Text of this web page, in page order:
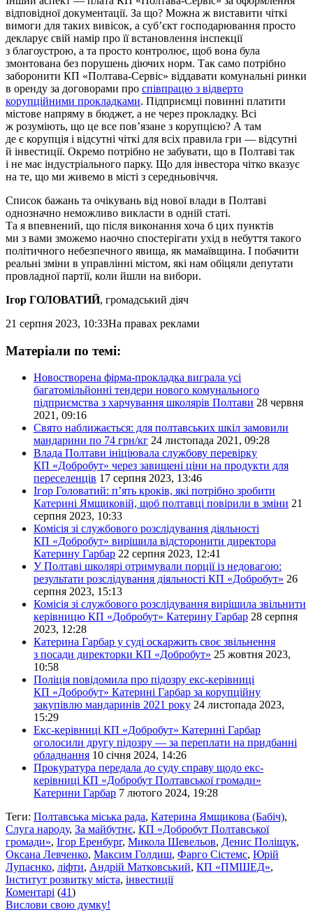
відповідної документації. За що? Можна ж виставити чіткі
вимоги для таких вивісок, а суб’єкт господарювання просто
декларує свій намір про її встановлення інспекції
з благоустрою, а та просто контролює, щоб вона була
змонтована без порушень діючих норм. Так само потрібно
заборонити КП «Полтава-Сервіс» віддавати комунальні ринки
в оренду за договорами про співпрацю з відверто
корупційними прокладками. Підприємці повинні платити
містове напряму в бюджет, а не через прокладку. Всі
ж розуміють, що це все пов’язане з корупцією? А там
де є корупція і відсутні чіткі для всіх правила гри — відсутні
й інвестиції. Окремо потрібно не забувати, що в Полтаві так
і не має індустріального парку. Що для інвестора чітко вказує
на те, що ми живемо в місті з середньовіччя.
Список бажань та очікувань від нової влади в Полтаві
однозначно неможливо викласти в одній статі.
Та я впевнений, що після виконання хоча б цих пунктів
ми з вами зможемо наочно спостерігати ухід в небуття такого
політичного небезпечного явища, як мамаївщина. І побачити
реальні зміни в управлінні містом, які нам обіцяли депутати
провладної партії, коли йшли на вибори.
Ігор ГОЛОВАТИЙ, громадський діяч
21 серпня 2023, 10:33На правах реклами
Матеріали по темі:
Новостворена фірма-прокладка виграла усі
багатомільйонні тендери нового комунального
підприємства з харчування школярів Полтави 28 червня
2021, 09:16
Свято наближається: для полтавських шкіл замовили
мандарини по 74 грн/кг 24 листопада 2021, 09:28
Влада Полтави ініціювала службову перевірку
КП «Добробут» через завищені ціни на продукти для
переселенців 17 серпня 2023, 13:46
Ігор Головатий: п’ять кроків, які потрібно зробити
Катерині Ямщиковій, щоб полтавці повірили в зміни 21
серпня 2023, 10:33
Комісія зі службового розслідування діяльності
КП «Добробут» вирішила відсторонити директора
Катерину Гарбар 22 серпня 2023, 12:41
У Полтаві школярі отримували порції із недовагою:
результати розслідування діяльності КП «Добробут» 26
серпня 2023, 15:13
Комісія зі службового розслідування вирішила звільнити
керівницю КП «Добробут» Катерину Гарбар 28 серпня
2023, 12:28
Катерина Гарбар у суді оскаржить своє звільнення
з посади директорки КП «Добробут» 25 жовтня 2023,
10:58
Поліція повідомила про підозру екс-керівниці
КП «Добробут» Катерині Гарбар за корупційну
закупівлю мандаринів 2021 року 24 листопада 2023,
15:29
Екс-керівниці КП «Добробут» Катерині Гарбар
оголосили другу підозру — за переплати на придбанні
обладнання 10 січня 2024, 14:26
Прокуратура передала до суду справу щодо екс-
керівниці КП «Добробут Полтавської громади»
Катерини Гарбар 7 лютого 2024, 19:28
Теги: Полтавська міська рада, Катерина Ямщикова (Бабіч),
Слуга народу, За майбутнє, КП «Добробут Полтавської
громади», Ігор Еренбург, Микола Шевельов, Денис Поліщук,
Оксана Левченко, Максим Голдиш, Фарго Сістемс, Юрій
Лупаєнко, ліфти, Андрій Матковський, КП «ПМШЕД»,
Інститут розвитку міста, інвестиції
Коментарі (41)
Вислови свою думку!